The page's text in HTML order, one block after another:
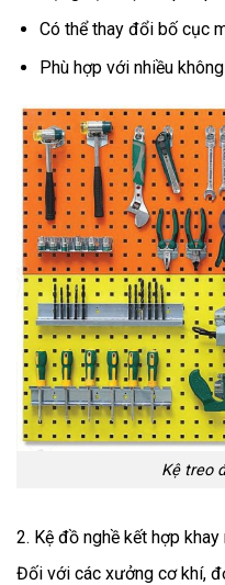
Có thể thay đổi bố cục
Phù hợp với nhiều
Kệ treo
2. Kệ đồ nghề kết hợp khay
Đối với các xưởng cơ khí,